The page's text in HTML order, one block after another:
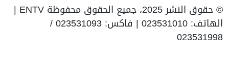
© حقوق النشر 2025، جميع الحقوق محفوظة ENTV |
الهاتف: 023531010 | فاكس: 023531093 /
023531998